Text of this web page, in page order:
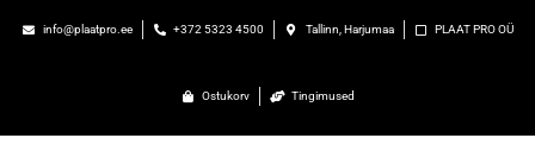
info@plaatpro.ee +372 5323 4500 Tallinn, Harjumaa PLAAT PRO OÜ
Ostukorv Tingimused